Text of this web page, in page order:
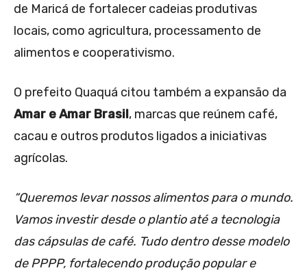
de Maricá de fortalecer cadeias produtivas
locais, como agricultura, processamento de
alimentos e cooperativismo.
O prefeito Quaquá citou também a expansão da
Amar e Amar Brasil, marcas que reúnem café,
cacau e outros produtos ligados a iniciativas
agrícolas.
“Queremos levar nossos alimentos para o mundo.
Vamos investir desde o plantio até a tecnologia
das cápsulas de café. Tudo dentro desse modelo
de PPPP, fortalecendo produção popular e